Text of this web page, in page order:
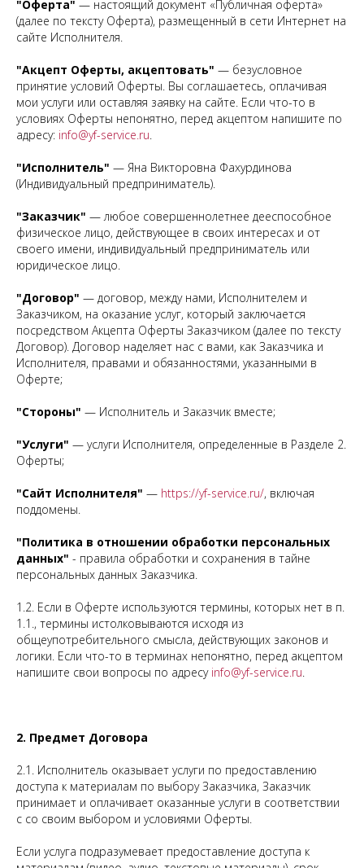
"Оферта" — настоящий документ «Публичная оферта»
(далее по тексту Оферта), размещенный в сети Интернет на
сайте Исполнителя.
"Акцепт Оферты, акцептовать" — безусловное
принятие условий Оферты. Вы соглашаетесь, оплачивая
мои услуги или оставляя заявку на сайте. Если что-то в
условиях Оферты непонятно, перед акцептом напишите по
адресу: info@yf-service.ru.
"Исполнитель" — Яна Викторовна Фахурдинова
(Индивидуальный предприниматель).
"Заказчик" — любое совершеннолетнее дееспособное
физическое лицо, действующее в своих интересах и от
своего имени, индивидуальный предприниматель или
юридическое лицо.
"Договор" — договор, между нами, Исполнителем и
Заказчиком, на оказание услуг, который заключается
посредством Акцепта Оферты Заказчиком (далее по тексту
Договор). Договор наделяет нас с вами, как Заказчика и
Исполнителя, правами и обязанностями, указанными в
Оферте;
"Стороны" — Исполнитель и Заказчик вместе;
"Услуги" — услуги Исполнителя, определенные в Разделе 2.
Оферты;
"Сайт Исполнителя" — https://yf-service.ru/, включая
поддомены.
"Политика в отношении обработки персональных
данных" - правила обработки и сохранения в тайне
персональных данных Заказчика.
1.2. Если в Оферте используются термины, которых нет в п.
1.1., термины истолковываются исходя из
общеупотребительного смысла, действующих законов и
логики. Если что-то в терминах непонятно, перед акцептом
напишите свои вопросы по адресу info@yf-service.ru.
2. Предмет Договора
2.1. Исполнитель оказывает услуги по предоставлению
доступа к материалам по выбору Заказчика, Заказчик
принимает и оплачивает оказанные услуги в соответствии
с со своим выбором и условиями Оферты.
Если услуга подразумевает предоставление доступа к